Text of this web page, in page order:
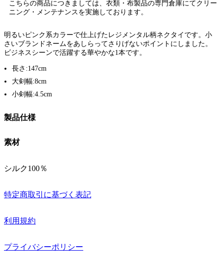
こちらの商品につきましては、衣類・布製品の専門倉庫にてクリー
ニング・メンテナンスを実施しております。
明るいピンク系カラーで仕上げたレジメンタル柄ネクタイです。小
さいブランドネームをあしらってさりげないポイントにしました。
ビジネスシーンで活躍する華やかな1本です。
長さ:147cm
大剣幅:8cm
小剣幅:4.5cm
製品仕様
素材
シルク100％
特定商取引に基づく表記
利用規約
プライバシーポリシー